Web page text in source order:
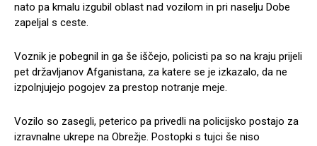
nato pa kmalu izgubil oblast nad vozilom in pri naselju Dobe
zapeljal s ceste.
Voznik je pobegnil in ga še iščejo, policisti pa so na kraju prijeli
pet državljanov Afganistana, za katere se je izkazalo, da ne
izpolnjujejo pogojev za prestop notranje meje.
Vozilo so zasegli, peterico pa privedli na policijsko postajo za
izravnalne ukrepe na Obrežje. Postopki s tujci še niso